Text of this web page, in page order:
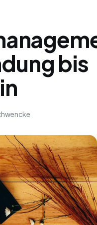
bis